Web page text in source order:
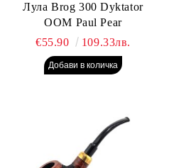
Лула Brog 300 Dyktator
OOM Paul Pear
€55.90
109.33лв.